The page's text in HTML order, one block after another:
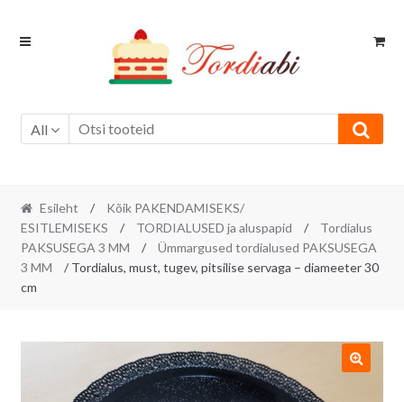
Skip
Skip
All
Esileht /
Kõik PAKENDAMISEKS/
ESITLEMISEKS
/ TORDIALUSED ja aluspapid /
Tordialus
PAKSUSEGA 3 MM
/
Ümmargused tordialused PAKSUSEGA
3 MM
/ Tordialus, must, tugev, pitsilise servaga – diameeter 30
cm